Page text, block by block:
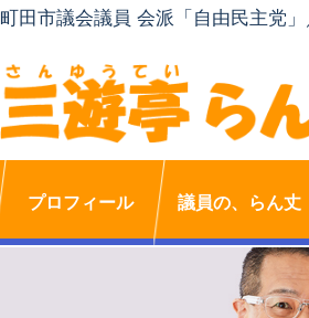
町田市議会議員 会派「自由民主党
プロフィール 議員の、らん丈